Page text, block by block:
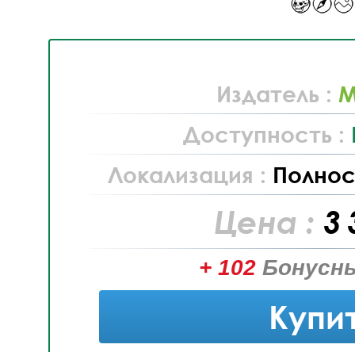
Издатель :
Доступность :
Локализация :
Цена : 3
+ 102